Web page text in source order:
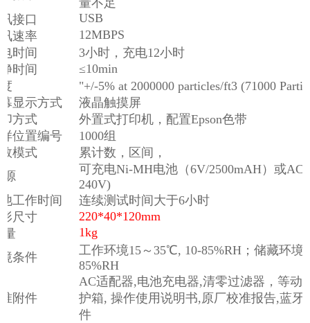
接口
USB
速率
12MBPS
时间
3小时，充电12小时
时间
≤10min
"+/-5% at 2000000 particles/ft3 (71000
显示方式
液晶触摸屏
方式
外置式打印机，配置Epson色带
位置编号
1000组
模式
累计数，区间，
源
可充电Ni-MH电池（6V/2500mAH）或AC
240V)
工作时间
连续测试时间大于6小时
尺寸
220*40*120mm
量
1kg
条件
工作环境15～35℃, 10-85%RH；储藏环境
85%RH
附件
AC适配器,电池充电器,清零过滤器，等动
护箱, 操作使用说明书,原厂校准报告,蓝牙
件